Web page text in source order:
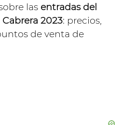
las entradas del
2023: precios,
de venta de